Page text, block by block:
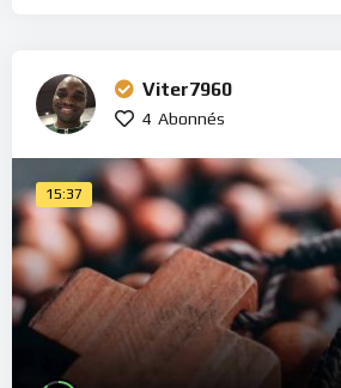
Viter7960
4 Abonnés
15:37